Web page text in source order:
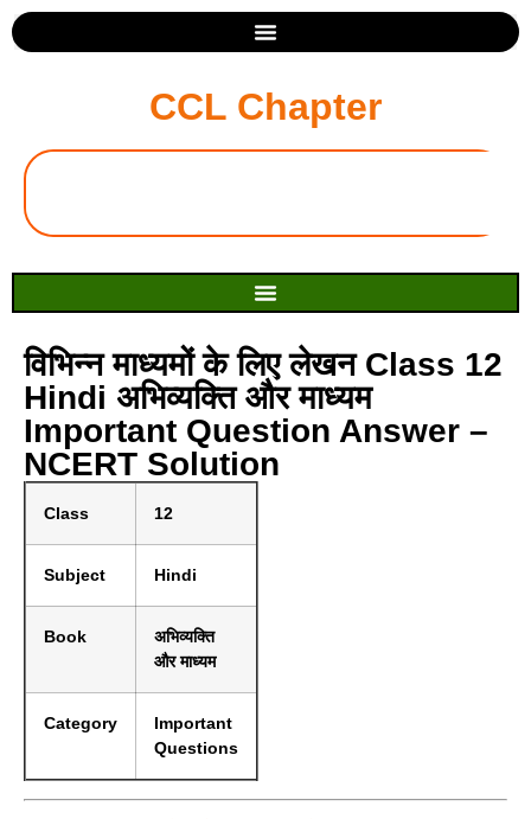
CCL Chapter
विभिन्न माध्यमों के लिए लेखन Class 12
Hindi अभिव्यक्ति और माध्यम
Important Question Answer –
NCERT Solution
Class 12
Subject Hindi
Book
अभिव्यक्ति
और माध्यम
Category
Important
Questions